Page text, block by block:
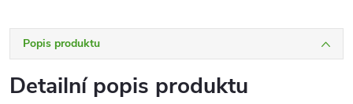
Popis produktu
Detailní popis produktu